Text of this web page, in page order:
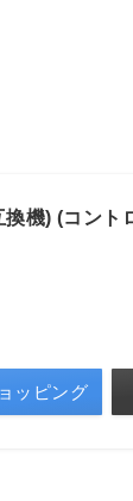
機) (コント
ッピング